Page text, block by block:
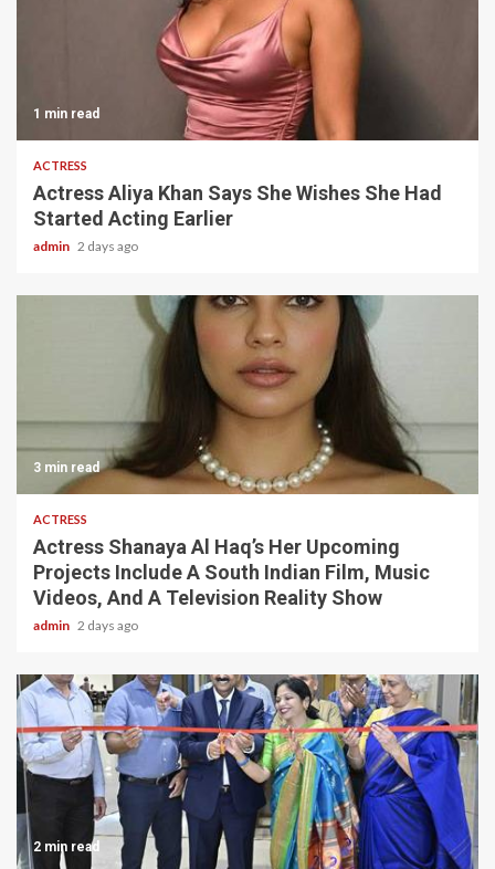
1 min read
ACTRESS
Actress Aliya Khan Says She Wishes She Had
Started Acting Earlier
admin 2 days ago
3 min read
ACTRESS
Actress Shanaya Al Haq’s Her Upcoming
Projects Include A South Indian Film, Music
Videos, And A Television Reality Show
admin 2 days ago
2 min read